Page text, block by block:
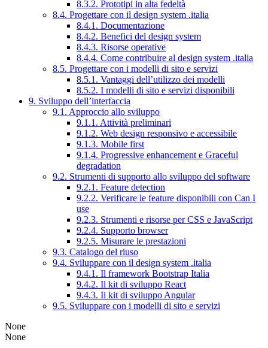
8.3.2. Prototipi in alta fedeltà
8.4. Progettare con il design system .italia
8.4.1. Documentazione
8.4.2. Benefici del design system
8.4.3. Risorse operative
8.4.4. Come contribuire al design system .italia
8.5. Progettare con i modelli di sito e servizi
8.5.1. Vantaggi dell’utilizzo dei modelli
8.5.2. I modelli di sito e servizi disponibili
9. Sviluppo dell’interfaccia
9.1. Approccio allo sviluppo
9.1.1. Attività preliminari
9.1.2. Web design responsivo e accessibile
9.1.3. Mobile first
9.1.4. Progressive enhancement e Graceful
degradation
9.2. Strumenti di supporto allo sviluppo del software
9.2.1. Feature detection
9.2.2. Verificare le feature disponibili con Can I
use
9.2.3. Strumenti e risorse per CSS e JavaScript
9.2.4. Supporto browser
9.2.5. Misurare le prestazioni
9.3. Catalogo del riuso
9.4. Sviluppare con il design system .italia
9.4.1. Il framework Bootstrap Italia
9.4.2. Il kit di sviluppo React
9.4.3. Il kit di sviluppo Angular
9.5. Sviluppare con i modelli di sito e servizi
None
None